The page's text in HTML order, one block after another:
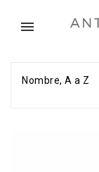
Nombre, A a Z